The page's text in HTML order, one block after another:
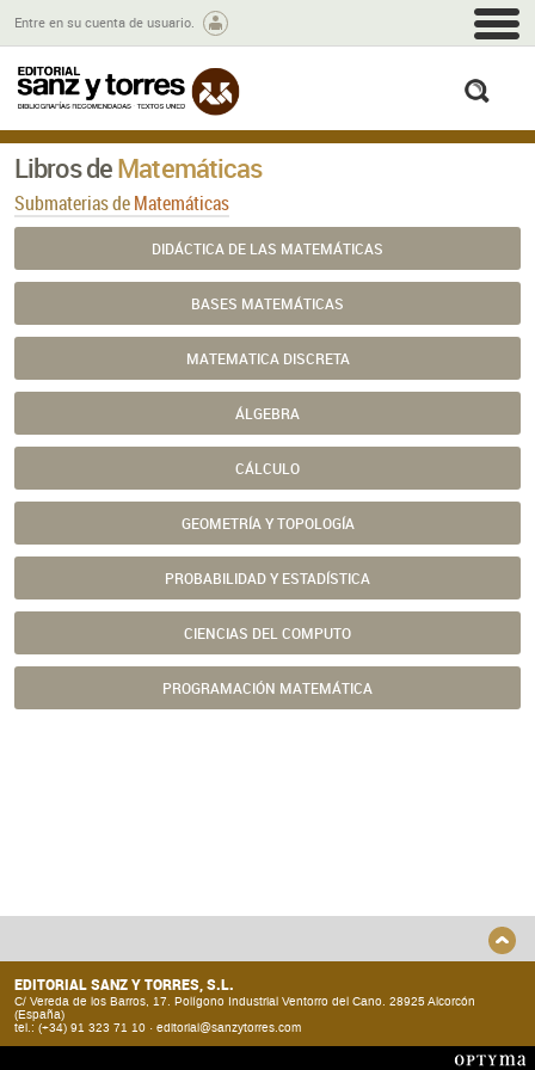
Entre en su cuenta de usuario.
Libros deMatemáticas
Submaterias deMatemáticas
DIDÁCTICA DE LAS MATEMÁTICAS
BASES MATEMÁTICAS
MATEMATICA DISCRETA
ÁLGEBRA
CÁLCULO
GEOMETRÍA Y TOPOLOGÍA
PROBABILIDAD Y ESTADÍSTICA
CIENCIAS DEL COMPUTO
PROGRAMACIÓN MATEMÁTICA
EDITORIAL SANZ Y TORRES, S.L.
C/ Vereda de los Barros, 17. Polígono Industrial Ventorro del Cano. 28925 Alcorcón
(España)
tel.: (+34) 91 323 71 10 · editorial@sanzytorres.com